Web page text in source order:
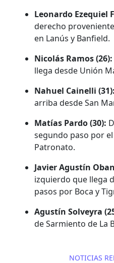
Leonardo Ezequiel
derecho
en Lanús y Banfield.
Nicolás Ramos (26):
llega desde Unión
Nahuel Cainelli (31):
arriba desde San
Matías Pardo (30):
segundo paso por
Patronato.
Javier Agustín
izquierdo que llega
pasos por Boca y
Agustín Solveyra
de Sarmiento de La
NOTICIAS